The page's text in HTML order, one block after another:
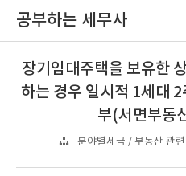
공부하는 세무사
장기임대주택을 보유한
하는 경우 일시적 1세대
부(서면부동
분야별세금 / 부동산 관련